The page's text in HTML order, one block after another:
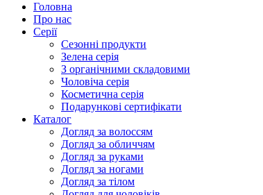
Головна
Про нас
Серії
Сезонні продукти
Зелена серія
З органічними складовими
Чоловіча серія
Косметична серія
Подарункові сертифікати
Каталог
Догляд за волоссям
Догляд за обличчям
Догляд за руками
Догляд за ногами
Догляд за тілом